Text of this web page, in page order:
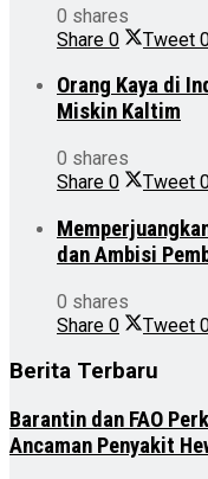
0 shares
Share 0 Tweet
Orang Kaya di
Miskin Kaltim
0 shares
Share 0 Tweet
dan Ambisi
0 shares
Share 0 Tweet
Berita Terbaru
Barantin dan FAO
Ancaman Penyakit